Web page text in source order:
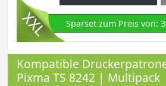
Sparset zum Preis von:
Kompatible
Pixma TS 8242 | Multipack